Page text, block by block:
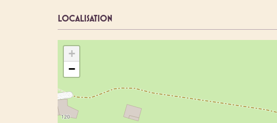
LOCALISATION
+
−